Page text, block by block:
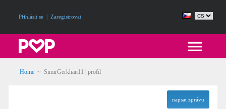
Přihlásit se Zaregistrovat
Home ~ SimirGerkhan11 | profil
napsat zprávu